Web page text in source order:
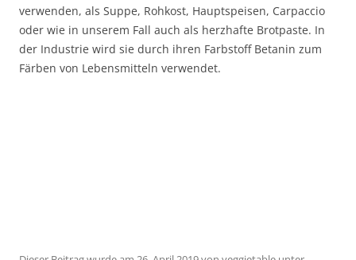
verwenden, als Suppe, Rohkost, Hauptspeisen, Carpaccio
oder wie in unserem Fall auch als herzhafte Brotpaste. In
der Industrie wird sie durch ihren Farbstoff Betanin zum
Färben von Lebensmitteln verwendet.